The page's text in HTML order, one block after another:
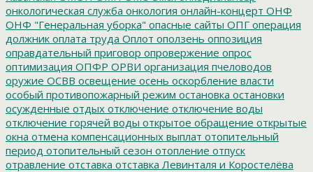
онкологическая служба онкология онлайн-концерт ОНФ
ОНФ "Генеральная уборка" опасные сайты ОПГ операция
должник оплата труда Оплот оползень оппозиция
оправдательный приговор опровержение опрос
оптимизация ОПФР ОРВИ организация пчеловодов
оружие ОСВВ освещение осень оскорбление власти
особый противопожарный режим остановка остановки
осужденные отдых отключение отключение воды
отключение горячей воды открытое обращение открытые
окна отмена компенсационных выплат отопительный
период отопительный сезон отопление отпуск
отравление отставка отставка Левинталя и Коростелёва